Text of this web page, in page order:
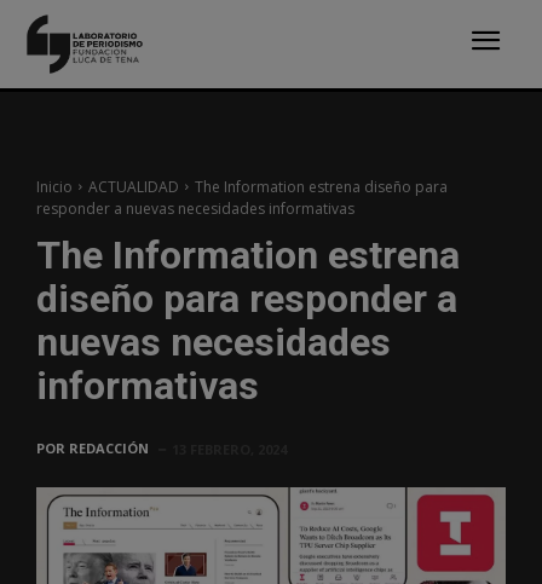
Inicio ACTUALIDAD
The Information estrena diseño para
responder a nuevas necesidades informativas
The Information estrena
diseño para responder a
nuevas necesidades
informativas
POR REDACCIÓN